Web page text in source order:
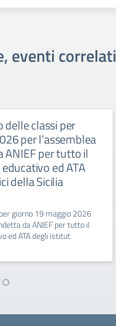
eventi correlati
delle classi per
per l’assemblea
ANIEF per tutto il
ed ATA
della Sicilia
giorno 19 maggio 2026
da ANIEF per tutto il
ed ATA degli istitut